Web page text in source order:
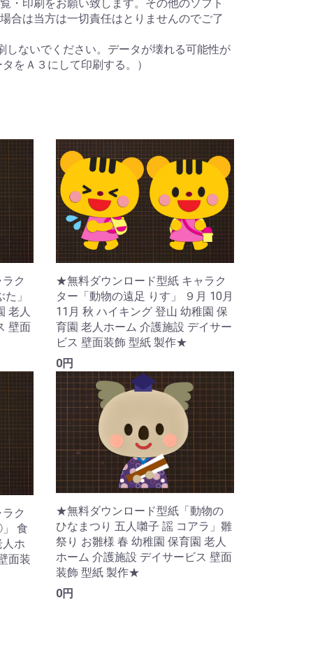
・印刷をお願い致します。その他のソフト
合は当方は一切責任はとりませんのでご了
しないでください。データが壊れる可能性が
をＡ３にして印刷する。）
ク
」
老人
壁面
★無料ダウンロード型紙 キャラク
ター「動物の遠足 りす」 ９月 10月
11月 秋 ハイキング 登山 幼稚園 保
育園 老人ホーム 介護施設 デイサー
ビス 壁面装飾 型紙 製作★
0円
ク
食
ホ
面装
★無料ダウンロード型紙「動物の
ひなまつり 五人囃子 謡 コアラ」雛
祭り お雛様 春 幼稚園 保育園 老人
ホーム 介護施設 デイサービス 壁面
装飾 型紙 製作★
0円